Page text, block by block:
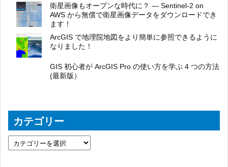
衛星画像もオープンな時代に？ ― Sentinel-2 on
AWS から無償で衛星画像データをダウンロードでき
ます！
ArcGIS で地理院地図をより簡単に参照できるように
なりました！
GIS 初心者が ArcGIS Pro の使い方を学ぶ 4 つの方法
(最新版）
カテゴリー